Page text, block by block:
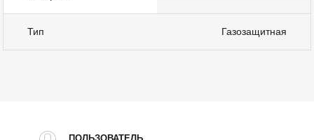
Тип Газозащитная